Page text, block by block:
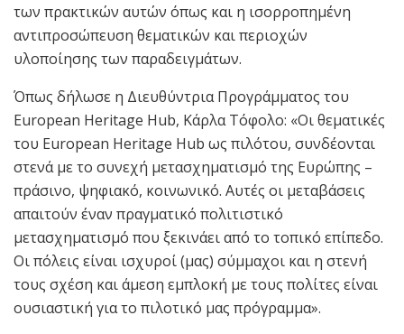
των πρακτικών αυτών όπως και η ισορροπημένη
αντιπροσώπευση θεματικών και περιοχών
υλοποίησης των παραδειγμάτων.
Όπως δήλωσε η Διευθύντρια Προγράμματος του
European Heritage Hub, Κάρλα Τόφολο: «Οι θεματικές
του European Heritage Hub ως πιλότου, συνδέονται
στενά με το συνεχή μετασχηματισμό της Ευρώπης –
πράσινο, ψηφιακό, κοινωνικό. Αυτές οι μεταβάσεις
απαιτούν έναν πραγματικό πολιτιστικό
μετασχηματισμό που ξεκινάει από το τοπικό επίπεδο.
Οι πόλεις είναι ισχυροί (μας) σύμμαχοι και η στενή
τους σχέση και άμεση εμπλοκή με τους πολίτες είναι
ουσιαστική για το πιλοτικό μας πρόγραμμα».